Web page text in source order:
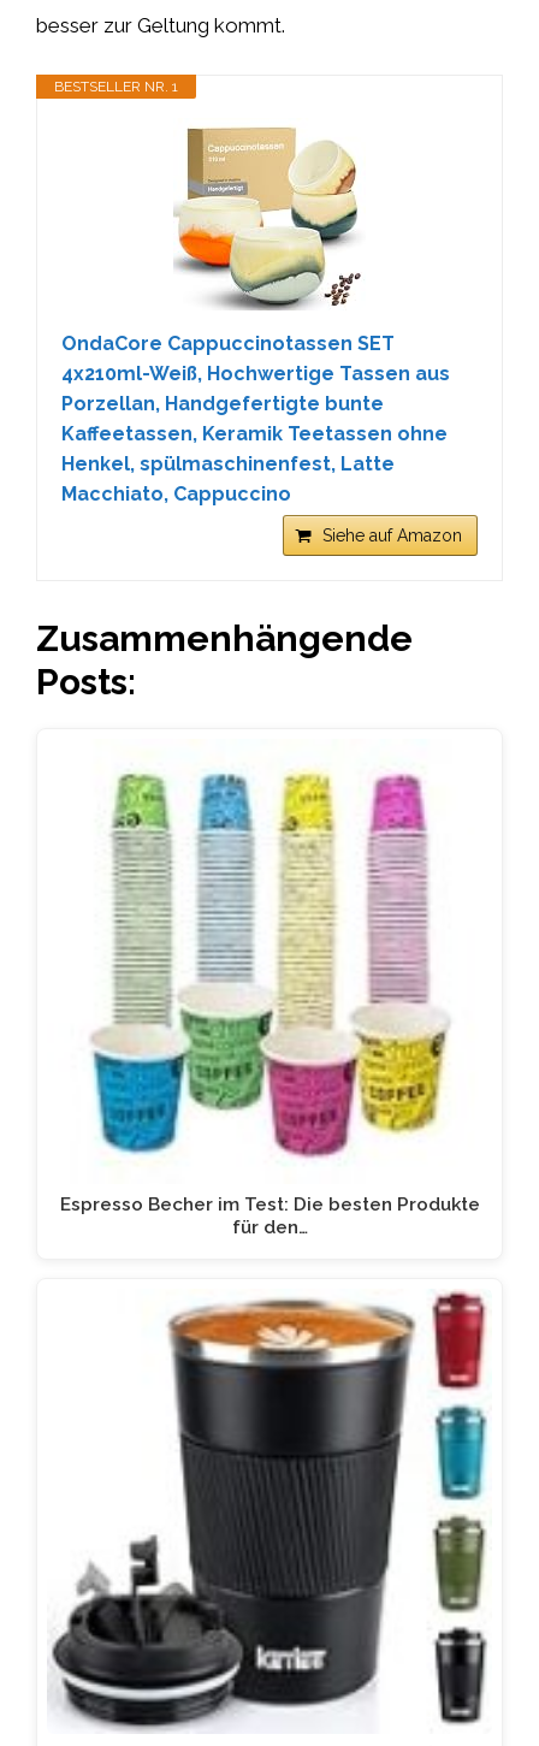
besser zur Geltung kommt.
BESTSELLER NR. 1
OndaCore Cappuccinotassen SET
4x210ml-Weiß, Hochwertige Tassen aus
Porzellan, Handgefertigte bunte
Kaffeetassen, Keramik Teetassen ohne
Henkel, spülmaschinenfest, Latte
Macchiato, Cappuccino
Siehe auf Amazon
Zusammenhängende
Posts:
Espresso Becher im Test: Die besten Produkte
für den…